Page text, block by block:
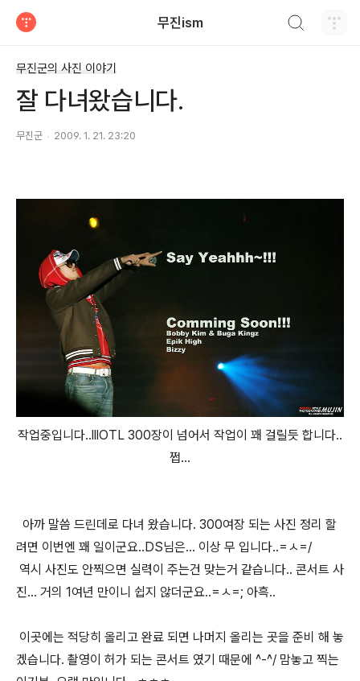
무진ism
무진군의 사진 이야기
잘 다녀왔습니다.
무진군 2009. 1. 21. 23:20
작업중입니다..lllOTL 300장이 넘어서 작업이 꽤 걸릴듯 합니다..
쩝...
아까 말씀 드린데로 다녀 왔습니다. 300여장 되는 사진 정리 할
려면 이번엔 꽤 일이군요..DS님은... 이상 무 입니다..=ㅅ=/
역시 사진도 안찍으면 실력이 주는건 맞는거 같습니다.. 콘서트 사
진... 거의 1여년 만이니 쉽지 않더군요..=ㅅ=; 아흑..
이곳에는 적당히 올리고 완료 되면 나머지 올리는 곳을 준비 해 놓
겠습니다. 촬영이 허가 되는 콘서트 였기 때문에 ^-^/ 맘놓고 찍는